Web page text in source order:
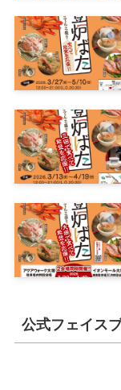
公式フェイス